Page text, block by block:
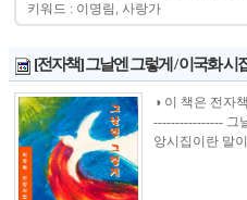
키워드 : 이명림, 사랑가
[전자책] 그날엔 그렇게 / 이국화 시
◑ 이 책은 전자
---------------- 그
앙시집이란 말